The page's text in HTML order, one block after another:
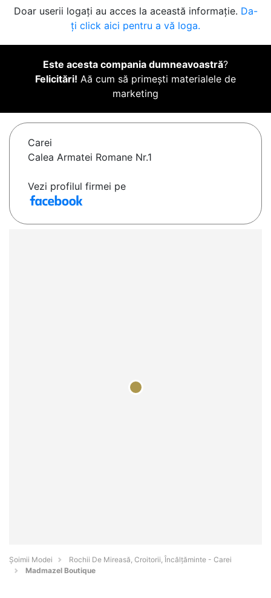
Doar userii logați au acces la această informație. Da-
ți click aici pentru a vă loga.
Este acesta compania dumneavoastră?
Felicitări! Aă cum să primești materialele de
marketing
Carei
Calea Armatei Romane Nr.1
Vezi profilul firmei pe
Șoimii Modei
Rochii De Mireasă, Croitorii, Încălțăminte - Carei
Madmazel Boutique